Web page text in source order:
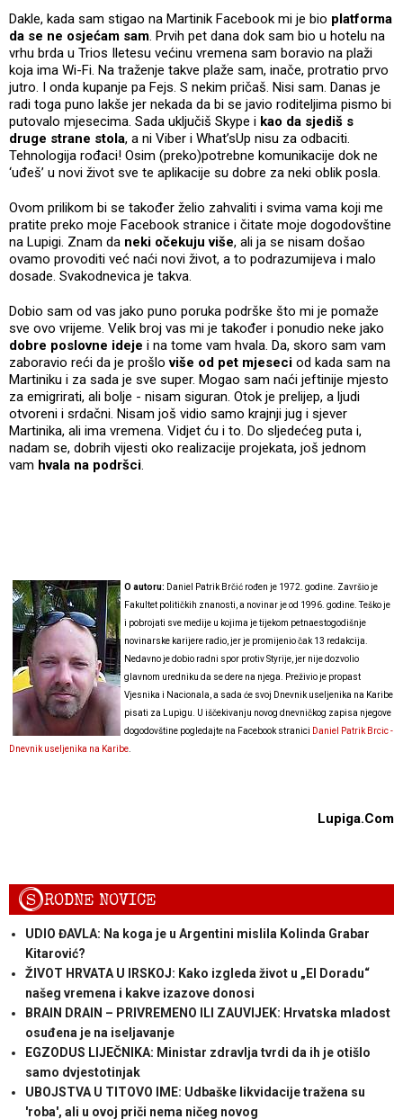
Dakle, kada sam stigao na Martinik Facebook mi je bio platforma
da se ne osjećam sam. Prvih pet dana dok sam bio u hotelu na
vrhu brda u Trios Iletesu većinu vremena sam boravio na plaži
koja ima Wi-Fi. Na traženje takve plaže sam, inače, protratio prvo
jutro. I onda kupanje pa Fejs. S nekim pričaš. Nisi sam. Danas je
radi toga puno lakše jer nekada da bi se javio roditeljima pismo bi
putovalo mjesecima. Sada uključiš Skype i kao da sjediš s
druge strane stola, a ni Viber i What’sUp nisu za odbaciti.
Tehnologija rođaci! Osim (preko)potrebne komunikacije dok ne
‘uđeš’ u novi život sve te aplikacije su dobre za neki oblik posla.
Ovom prilikom bi se također želio zahvaliti i svima vama koji me
pratite preko moje Facebook stranice i čitate moje dogodovštine
na Lupigi. Znam da neki očekuju više, ali ja se nisam došao
ovamo provoditi već naći novi život, a to podrazumijeva i malo
dosade. Svakodnevica je takva.
Dobio sam od vas jako puno poruka podrške što mi je pomaže
sve ovo vrijeme. Velik broj vas mi je također i ponudio neke jako
dobre poslovne ideje i na tome vam hvala. Da, skoro sam vam
zaboravio reći da je prošloviše od pet mjeseci od kada sam na
Martiniku i za sada je sve super. Mogao sam naći jeftinije mjesto
za emigrirati, ali bolje - nisam siguran. Otok je prelijep, a ljudi
otvoreni i srdačni. Nisam još vidio samo krajnji jug i sjever
Martinika, ali ima vremena. Vidjet ću i to. Do sljedećeg puta i,
nadam se, dobrih vijesti oko realizacije projekata, još jednom
vam hvala na podršci.
O autoru: Daniel Patrik Brčić rođen je 1972. godine. Završio je
Fakultet političkih znanosti, a novinar je od 1996. godine. Teško je
i pobrojati sve medije u kojima je tijekom petnaestogodišnje
novinarske karijere radio, jer je promijenio čak 13 redakcija.
Nedavno je dobio radni spor protiv Styrije, jer nije dozvolio
glavnom uredniku da se dere na njega. Preživio je propast
Vjesnika i Nacionala, a sada će svoj Dnevnik useljenika na Karibe
pisati za Lupigu. U iščekivanju novog dnevničkog zapisa njegove
dogodovštine pogledajte na Facebook stranici Daniel Patrik Brcic -
Dnevnik useljenika na Karibe.
Lupiga.Com
SRODNE NOVICE
UDIO ĐAVLA: Na koga je u Argentini mislila Kolinda Grabar
Kitarović?
ŽIVOT HRVATA U IRSKOJ: Kako izgleda život u „El Doradu“
našeg vremena i kakve izazove donosi
BRAIN DRAIN – PRIVREMENO ILI ZAUVIJEK: Hrvatska mladost
osuđena je na iseljavanje
EGZODUS LIJEČNIKA: Ministar zdravlja tvrdi da ih je otišlo
samo dvjestotinjak
UBOJSTVA U TITOVO IME: Udbaške likvidacije tražena su
'roba', ali u ovoj priči nema ničeg novog